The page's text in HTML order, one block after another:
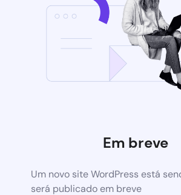
Em breve
Um novo site WordPress está
será publicado em breve